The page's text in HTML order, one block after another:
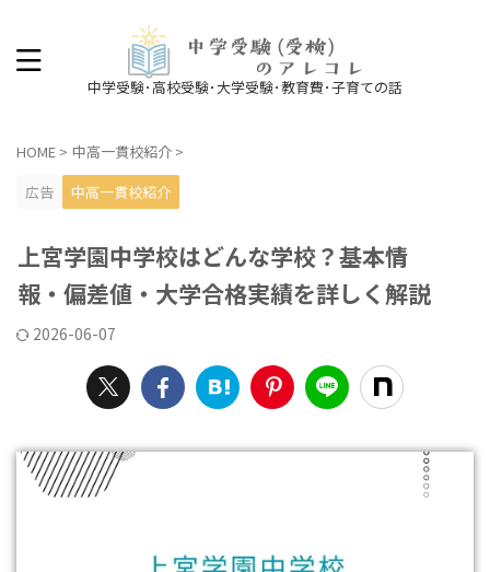
中学受験･高校受験･大学受験･教育費･子育ての話
HOME > 中高一貫校紹介 >
広告
中高一貫校紹介
上宮学園中学校はどんな学校？基本情
報・偏差値・大学合格実績を詳しく解説
2026-06-07